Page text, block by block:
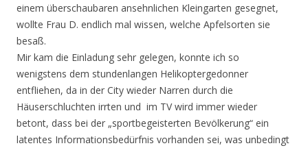
einem überschaubaren ansehnlichen Kleingarten gesegnet,
wollte Frau D. endlich mal wissen, welche Apfelsorten sie
besaß.
Mir kam die Einladung sehr gelegen, konnte ich so
wenigstens dem stundenlangen Helikoptergedonner
entfliehen, da in der City wieder Narren durch die
Häuserschluchten irrten und im TV wird immer wieder
betont, dass bei der „sportbegeisterten Bevölkerung“ ein
latentes Informationsbedürfnis vorhanden sei, was unbedingt